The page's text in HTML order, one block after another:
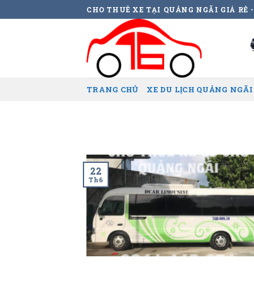
to
CHO THUÊ XE TẠI QUẢNG NGÃI GIÁ RẺ
TRANG CHỦ XE DU LỊCH QUẢNG NGÃI
22
Th6